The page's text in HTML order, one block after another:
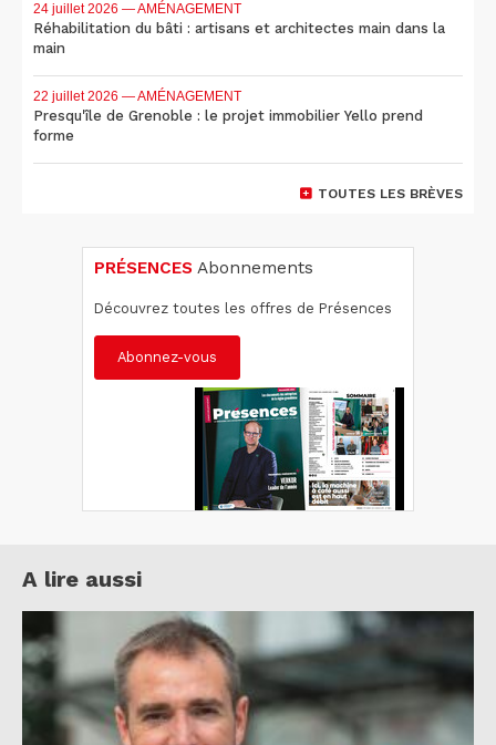
24 juillet 2026 — AMÉNAGEMENT
Réhabilitation du bâti : artisans et architectes main dans la
main
22 juillet 2026 — AMÉNAGEMENT
Presqu'île de Grenoble : le projet immobilier Yello prend
forme
TOUTES LES BRÈVES
PRÉSENCES Abonnements
Découvrez toutes les offres de Présences
Abonnez-vous
A lire aussi